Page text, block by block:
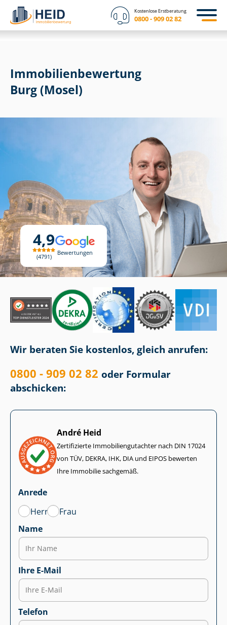
Kostenlose Erstberatung
0800 - 909 02 82
4,9
4791
Bewertungen
Immobilien­bewertung
Burg (Mosel)
Wir beraten Sie kostenlos, gleich anrufen:
0800 - 909 02 82 oder Formular
abschicken:
André Heid
Zertifizierte Im­mo­bi­li­en­gut­ach­ter nach DIN 17024
von TÜV, DEKRA, IHK, DIA und EIPOS bewerten
Ihre Immobilie sachgemäß.
Anrede
Herr
Frau
Name
Ihre E-Mail
Telefon